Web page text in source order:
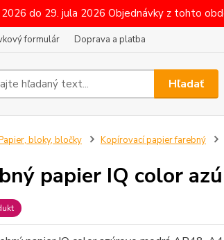
do 29. jula 2026 Objednávky z tohto
formulár Doprava a platba
Hľadať
bloky, bločky Kopírovací papier farebný
papier IQ color